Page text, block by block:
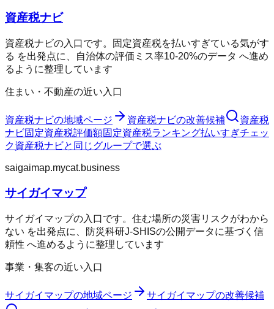
資産税ナビ
資産税ナビの入口です。固定資産税を払いすぎている気がす
る を出発点に、自治体の評価ミス率10-20%のデータ へ進め
るように整理しています
住まい・不動産の近い入口
資産税ナビの地域ページ 資産税ナビの改善候補
資産税
ナビ固定資産税評価額固定資産税ランキング払いすぎチェッ
ク資産税ナビと同じグループで選ぶ
saigaimap.mycat.business
サイガイマップ
サイガイマップの入口です。住む場所の災害リスクがわから
ない を出発点に、防災科研J-SHISの公開データに基づく信
頼性 へ進めるように整理しています
事業・集客の近い入口
サイガイマップの地域ページ サイガイマップの改善候補